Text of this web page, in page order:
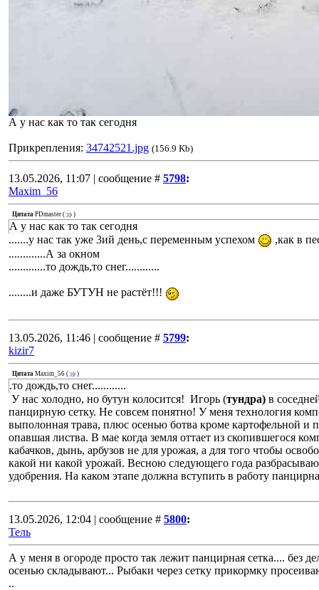
А у нас как то так сегодня
Прикрепления: 34742521.jpg (156.9 Kb)
13.05.2026, 11:07 | сообщение # 5798:
Maxim_56
Цитата PDmaster ( )
А у нас как то так сегодня
.......у нас так уже 3ий день,с переменным успехом
,как в
.............А за окном
.............то дождь,то снег............
........и даже БУТУН не растёт!!!
13.05.2026, 11:46 | сообщение # 5799:
kizir7
Цитата Maxim_56 ( )
.то дождь,то снег............
У нас холодно, но бутун колосится! Игорь (тундра) в
панцирную сетку. Не совсем понятно! У меня технология
выполонная трава, плюс осенью ботва кроме картофельной и
опавшая листва. В мае когда земля оттает из скопившегося
кабачков, дынь, арбузов не для урожая, а для того чтобы
какой ни какой урожай. Весною следующего года разбрасываю
удобрения. На каком этапе должна вступить в работу
13.05.2026, 12:04 | сообщение # 5800:
Тель
А у меня в огороде просто так лежит панцирная сетка.... без
осенью складывают... Рыбаки через сетку прикормку
..